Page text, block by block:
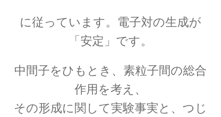
_【マンハッタン計画に参画しボーム解釈を提唱】
に従っています。電子対の生成が
「安定」です。
中間子をひもとき、素粒子間の総合
作用を考え、
その形成に関して実験事実と、つじ